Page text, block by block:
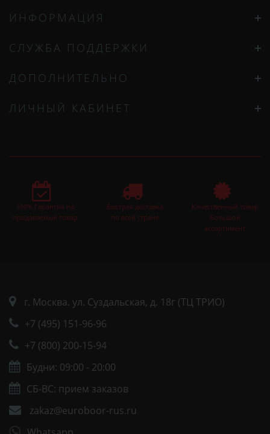
ИНФОРМАЦИЯ
СЛУЖБА ПОДДЕРЖКИ
ДОПОЛНИТЕЛЬНО
ЛИЧНЫЙ КАБИНЕТ
100% Гарантия на
продаваемый товар
Быстрая доставка
по всей стране
Качественный товар
большой
ассортимент
г. Москва. ул. Суздальская, д. 18г (ТЦ ТРИО)
+7 (495) 151-96-96
+7 (800) 200-15-94
Будни: 09:00 - 20:00
СБ-ВС: прием заказов
zakaz@euroboor-rus.ru